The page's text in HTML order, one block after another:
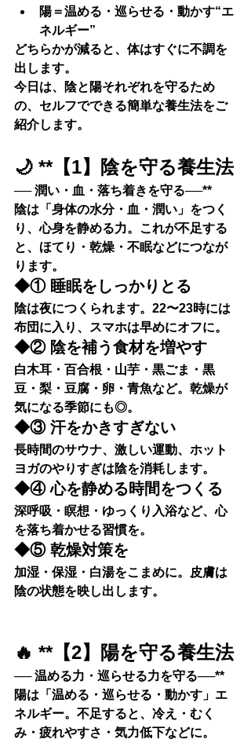
陽＝温める・巡らせる・動かす“エ
ネルギー”
どちらかが減ると、体はすぐに不調を
出します。
今日は、陰と陽それぞれを守るため
の、 セルフでできる簡単な養生法をご
紹介します。
🌙 **【1】陰を守る養生法
── 潤い・血・落ち着きを守る──**
陰は「身体の水分・血・潤い」をつく
り、心身を静める力。これが不足する
と、ほてり・乾燥・不眠などにつなが
ります。
◆① 睡眠をしっかりとる
陰は夜につくられます。22〜23時には
布団に入り、スマホは早めにオフに。
◆② 陰を補う食材を増やす
白木耳・百合根・山芋・黒ごま・黒
豆・梨・豆腐・卵・青魚など。乾燥が
気になる季節にも◎。
◆③ 汗をかきすぎない
長時間のサウナ、激しい運動、ホット
ヨガのやりすぎは陰を消耗します。
◆④ 心を静める時間をつくる
深呼吸・瞑想・ゆっくり入浴など、心
を落ち着かせる習慣を。
◆⑤ 乾燥対策を
加湿・保湿・白湯をこまめに。皮膚は
陰の状態を映し出します。
🔥 **【2】陽を守る養生法
── 温める力・巡らせる力を守る──**
陽は「温める・巡らせる・動かす」エ
ネルギー。不足すると、冷え・むく
み・疲れやすさ・気力低下などに。